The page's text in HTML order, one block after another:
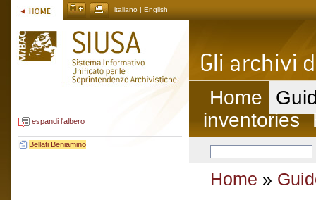
italiano | English
espandi l'albero
Bellati Beniamino
Home
inventories
Home »